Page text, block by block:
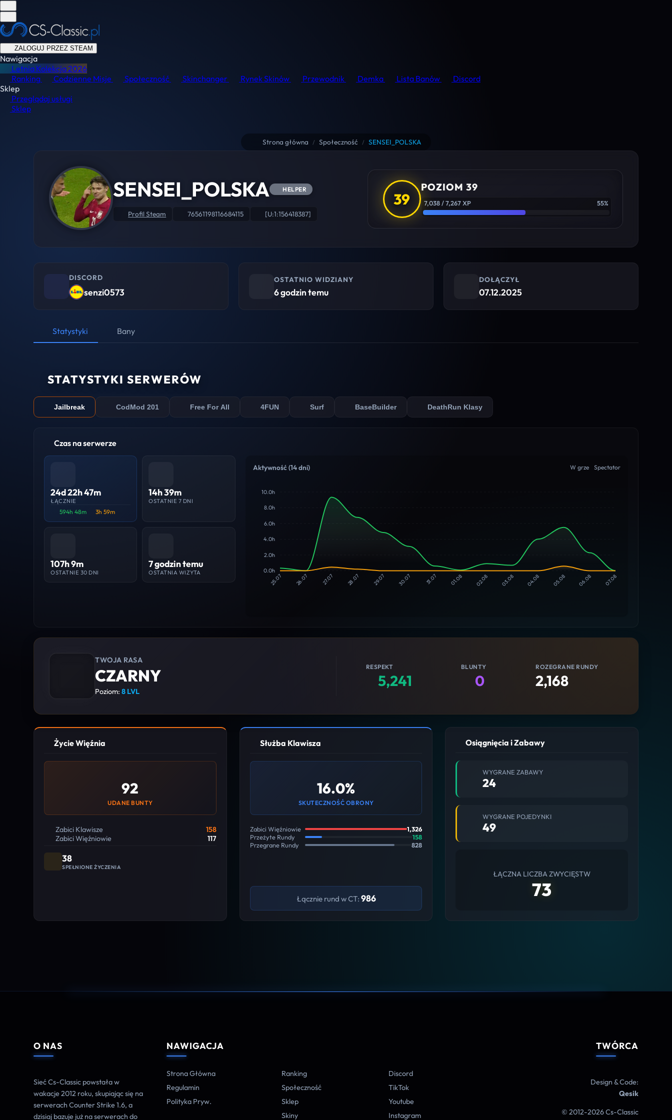
ZALOGUJ PRZEZ STEAM
Nawigacja
Letnia Kolekcja2026
Ranking
Codzienne Misje Społeczność Skinchanger Rynek Skinów Przewodnik Demka Lista Banów
Discord
Sklep
Przeglądaj usługi
Sklep
Strona główna / Społeczność / SENSEI_POLSKA
SENSEI_POLSKA HELPER
Profil Steam 76561198116684115 [U:1:156418387]
39
POZIOM 39
7,038 / 7,267 XP 55%
DISCORD
senzi0573
OSTATNIO WIDZIANY
6 godzin temu
DOŁĄCZYŁ
07.12.2025
Statystyki Bany
STATYSTYKI SERWERÓW
Jailbreak CodMod 201 Free For All 4FUN Surf BaseBuilder DeathRun Klasy
Czas na serwerze
24d 22h 47m
ŁĄCZNIE
594h 48m 3h 59m
14h 39m
OSTATNIE 7 DNI
107h 9m
OSTATNIE 30 DNI
7 godzin temu
OSTATNIA WIZYTA
Aktywność (14 dni) W grze Spectator
10.0h
8.0h
6.0h
4.0h
2.0h
0.0h
25.07 26.07 27.07 28.07 29.07 30.07 31.07 01.08 02.08 03.08 04.08 05.08 06.08 07.08
TWOJA RASA
CZARNY
Poziom:8 LVL
RESPEKT
5,241
BLUNTY
0
ROZEGRANE RUNDY
2,168
Życie Więźnia
92
UDANE BUNTY
Zabici Klawisze
158
Zabici Więźniowie
117
38
SPEŁNIONE ŻYCZENIA
Służba Klawisza
16.0%
SKUTECZNOŚĆ OBRONY
Zabici Więźniowie
1,326
Przeżyte Rundy
158
Przegrane Rundy
828
Łącznie rund w CT: 986
Osiągnięcia i Zabawy
WYGRANE ZABAWY
24
WYGRANE POJEDYNKI
49
ŁĄCZNA LICZBA ZWYCIĘSTW
73
O NAS
Sieć Cs-Classic powstała w
wakacje 2012 roku, skupiając się na
serwerach Counter Strike 1.6, a
dzisiaj bazuje już na serwerach do
NAWIGACJA
Strona Główna
Regulamin
Polityka Pryw.
Ranking
Społeczność
Sklep
Skiny
Discord
TikTok
Youtube
Instagram
TWÓRCA
Design & Code:
Qesik
© 2012-2026 Cs-Classic